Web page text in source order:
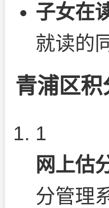
子女在
就读的
青浦区
1
网上估
分管理